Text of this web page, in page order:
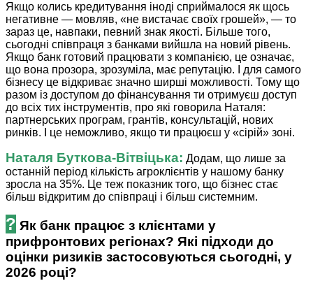
Якщо колись кредитування іноді сприймалося як щось
негативне — мовляв, «не вистачає своїх грошей», — то
зараз це, навпаки, певний знак якості. Більше того,
сьогодні співпраця з банками вийшла на новий рівень.
Якщо банк готовий працювати з компанією, це означає,
що вона прозора, зрозуміла, має репутацію. І для самого
бізнесу це відкриває значно ширші можливості. Тому що
разом із доступом до фінансування ти отримуєш доступ
до всіх тих інструментів, про які говорила Наталя:
партнерських програм, грантів, консультацій, нових
ринків. І це неможливо, якщо ти працюєш у «сірій» зоні.
Наталя ­Буткова-Вітвіцька: Додам, що лише за
останній період кількість агроклієнтів у нашому банку
зросла на 35%. Це теж показник того, що бізнес стає
більш відкритим до спів­праці і більш системним.
? Як банк працює з клієнтами у
прифронтових регіонах? Які підходи до
оцінки ризиків застосовуються сьогодні, у
2026 році?